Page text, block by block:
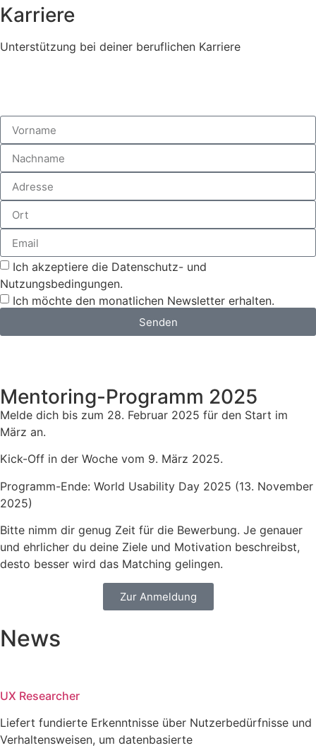
Karriere
Unterstützung bei deiner beruflichen Karriere
Ich akzeptiere die Datenschutz- und
Nutzungsbedingungen.
Ich möchte den monatlichen Newsletter erhalten.
Senden
Mentoring-Programm 2025
Melde dich bis zum 28. Februar 2025 für den Start im
März an.
Kick-Off in der Woche vom 9. März 2025.
Programm-Ende: World Usability Day 2025 (13. November
2025)
Bitte nimm dir genug Zeit für die Bewerbung. Je genauer
und ehrlicher du deine Ziele und Motivation beschreibst,
desto besser wird das Matching gelingen.
Zur Anmeldung
News
UX Researcher
Liefert fundierte Erkenntnisse über Nutzerbedürfnisse und
Verhaltensweisen, um datenbasierte